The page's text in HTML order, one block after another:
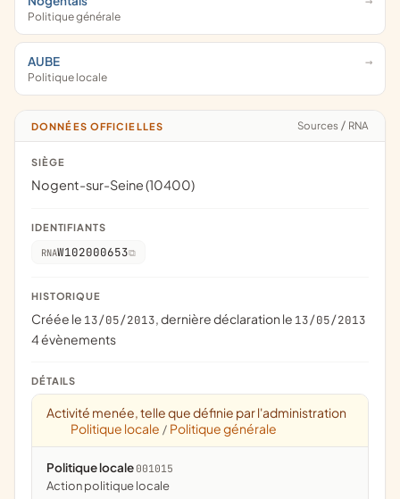
Politique générale
AUBE
Politique locale
DONNÉES OFFICIELLES Sources / RNA
SIÈGE
Nogent-sur-Seine (10400)
IDENTIFIANTS
RNAW102000653
HISTORIQUE
Créée le 13/05/2013, dernière déclaration le 13/05/2013
4 évènements
DÉTAILS
Activité menée, telle que définie par l'administration
Politique locale / Politique générale
Politique locale 001015
action politique locale